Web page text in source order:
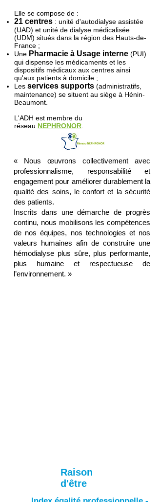
Elle se compose de :
21 centres : unité d'autodialyse assistée
(UAD) et unité de dialyse médicalisée
(UDM) situés dans la région des Hauts-de-
France ;
Une Pharmacie à Usage interne (PUI)
qui dispense les médicaments et les
dispositifs médicaux aux centres ainsi
qu'aux patients à domicile ;
Les services supports (administratifs,
maintenance) se situent au siège à Hénin-
Beaumont.
L'ADH est membre du
réseau NEPHRONOR
« Nous œuvrons collectivement avec
professionnalisme, responsabilité et
engagement pour améliorer durablement la
qualité des soins, le confort et la sécurité
des patients.
Inscrits dans une démarche de progrès
continu, nous mobilisons les compétences
de nos équipes, nos technologies et nos
valeurs humaines afin de construire une
hémodialyse plus sûre, plus performante,
plus humaine et respectueuse de
l’environnement. »
Raison
d'être